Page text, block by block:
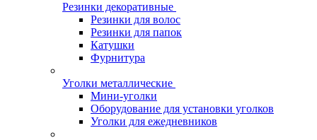
Резинки декоративные
Резинки для волос
Резинки для папок
Катушки
Фурнитура
Уголки металлические
Мини-уголки
Оборудование для установки уголков
Уголки для ежедневников